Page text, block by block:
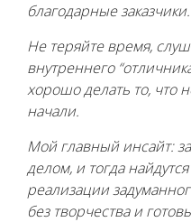
благодарные заказчики.
Не теряйте время,
внутреннего
хорошо делать то, что
начали.
Мой главный инсайт:
делом, и тогда
реализации
без творчества и